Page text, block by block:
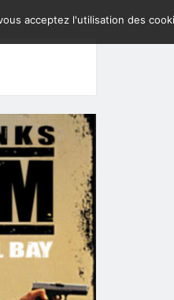
acceptez l'utilisation des